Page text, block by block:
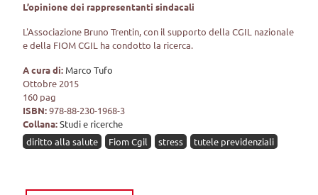
L’opinione dei rappresentanti sindacali
L'Associazione Bruno Trentin, con il supporto della CGIL nazionale
e della FIOM CGIL ha condotto la ricerca.
A cura di: Marco Tufo
Ottobre 2015
160 pag
ISBN:978-88-230-1968-3
Collana:Studi e ricerche
diritto alla salute
Fiom Cgil stress tutele previdenziali